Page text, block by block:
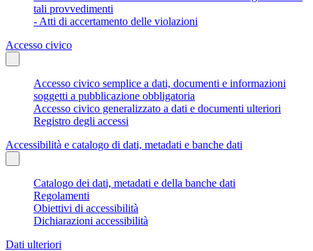
tali provvedimenti
- Atti di accertamento delle violazioni
Accesso civico
Accesso civico semplice a dati, documenti e informazioni
soggetti a pubblicazione obbligatoria
Accesso civico generalizzato a dati e documenti ulteriori
Registro degli accessi
Accessibilità e catalogo di dati, metadati e banche dati
Catalogo dei dati, metadati e della banche dati
Regolamenti
Obiettivi di accessibilità
Dichiarazioni accessibilità
Dati ulteriori